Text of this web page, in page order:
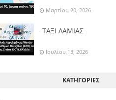
Μαρτίου 20, 2026
ΤΑΞΙ ΛΑΜΙΑΣ
Ιουλίου 13, 2026
ΚΑΤΗΓΟΡΙΕΣ